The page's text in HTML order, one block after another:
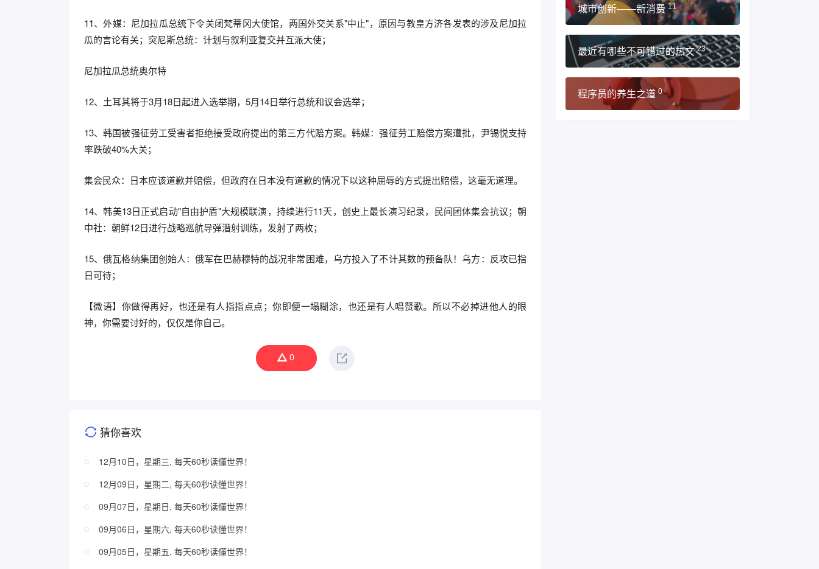
11、外媒：尼加拉瓜总统下令关闭梵蒂冈大使馆，两国外交关系"中止"，原因与教皇方济各发表的涉及尼加拉
瓜的言论有关；突尼斯总统：计划与叙利亚复交并互派大使；
尼加拉瓜总统奥尔特
12、土耳其将于3月18日起进入选举期，5月14日举行总统和议会选举；
13、韩国被强征劳工受害者拒绝接受政府提出的第三方代赔方案。韩媒：强征劳工赔偿方案遭批，尹锡悦支持
率跌破40%大关；
集会民众：日本应该道歉并赔偿，但政府在日本没有道歉的情况下以这种屈辱的方式提出赔偿，这毫无道理。
14、韩美13日正式启动"自由护盾"大规模联演，持续进行11天，创史上最长演习纪录，民间团体集会抗议；朝
中社：朝鲜12日进行战略巡航导弹潜射训练，发射了两枚；
15、俄瓦格纳集团创始人：俄军在巴赫穆特的战况非常困难，乌方投入了不计其数的预备队！乌方：反攻已指
日可待；
【微语】你做得再好，也还是有人指指点点；你即便一塌糊涂，也还是有人唱赞歌。所以不必掉进他人的眼
神，你需要讨好的，仅仅是你自己。
0
猜你喜欢
12月10日，星期三, 每天60秒读懂世界！
12月09日，星期二, 每天60秒读懂世界！
09月07日，星期日, 每天60秒读懂世界！
09月06日，星期六, 每天60秒读懂世界！
09月05日，星期五, 每天60秒读懂世界！
城市创新——新消费 11
最近有哪些不可错过的热文 23
程序员的养生之道 0